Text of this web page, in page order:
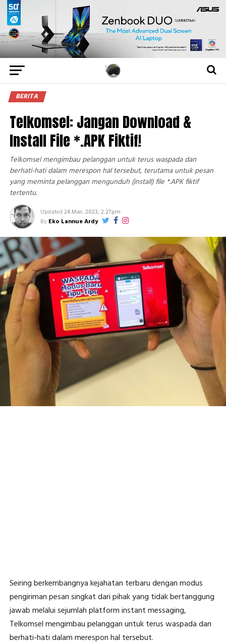
BERITA
Telkomsel: Jangan Download &
Install File *.APK Fiktif!
Telkomsel mengimbau pelanggan untuk terus waspada dan
berhati-hati dalam merespon hal tersebut, terutama untuk pesan
yang meminta pelanggan mengunduh (install) file *.APK fiktif
tertentu.
Updated 24 Mar, 2023, 2:27pm
By Eko Lannue Ardy
Seiring berkembangnya kejahatan terbaru dengan modus
pengiriman pesan singkat dari pihak yang tidak bertanggung
jawab melalui sejumlah platform instant messaging,
Telkomsel mengimbau pelanggan untuk terus waspada dan
berhati-hati dalam merespon hal tersebut.